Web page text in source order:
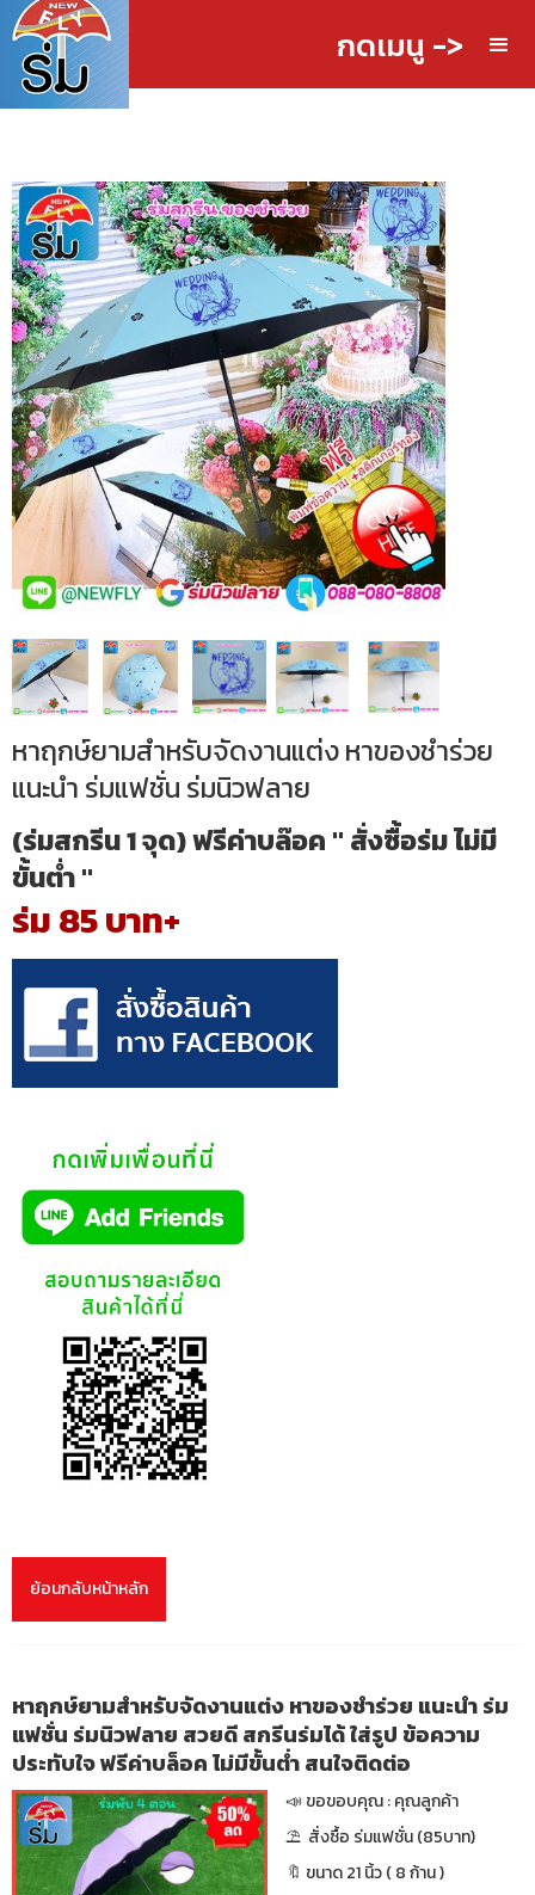
กดเมนู ->
หาฤกษ์ยามสำหรับจัดงานแต่ง หาของชำร่วย
แนะนำ ร่มแฟชั่น ร่มนิวฟลาย
(ร่มสกรีน 1 จุด) ฟรีค่าบล๊อค " สั่งซื้อร่ม ไม่มี
ขั้นต่ำ "
ร่ม 85 บาท+
ย้อนกลับหน้าหลัก
หาฤกษ์ยามสำหรับจัดงานแต่ง หาของชำร่วย แนะนำ ร่ม
แฟชั่น ร่มนิวฟลาย สวยดี สกรีนร่มได้ ใส่รูป ข้อความ
ประทับใจ ฟรีค่าบล็อค ไม่มีขั้นต่ำ สนใจติดต่อ
📣 ขอขอบคุณ : คุณลูกค้า
⛱ สั่งซื้อ ร่มแฟชั่น (85บาท)
🔖 ขนาด 21 นิ้ว ( 8 ก้าน )